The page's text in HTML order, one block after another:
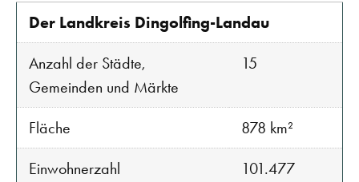
Der Landkreis Dingolfing-Landau
Anzahl der Städte,
Gemeinden und Märkte
15
Fläche 878 km²
Einwohnerzahl
101.477